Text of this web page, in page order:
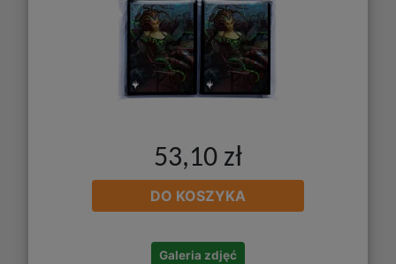
53,10 zł
DO KOSZYKA
Galeria zdjęć